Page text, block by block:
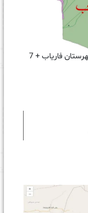
نقشه شیپ‌ فایل اقلیم‌شناسی شهرستان فاریاب + 7